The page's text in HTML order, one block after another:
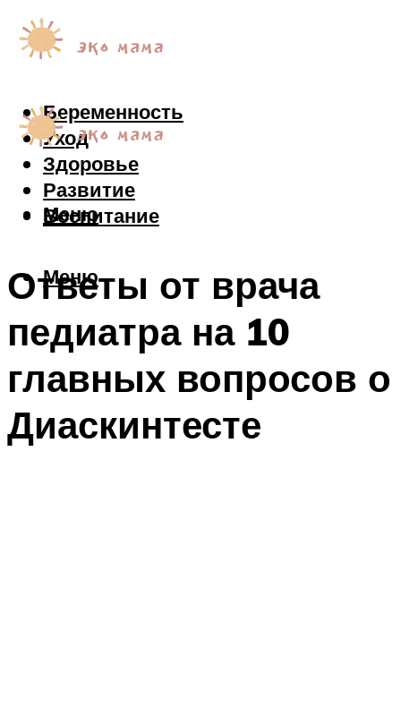
Беременность
Уход
Здоровье
Развитие
Воспитание
Меню
Меню
Ответы от врача
педиатра на 10
главных вопросов о
Диаскинтесте